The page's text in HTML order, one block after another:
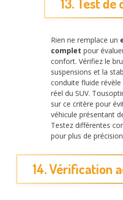
Rien ne remplace un
complet pour
confort. Vérifiez le
suspensions et la
conduite fluide révèle
réel du SUV.
sur ce critère pour
véhicule présentant
Testez différentes
pour plus de
14. Vérification